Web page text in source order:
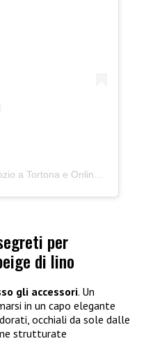
per
di lino
gli accessori. Un
in un capo elegante
occhiali da sole dalle
strutturate